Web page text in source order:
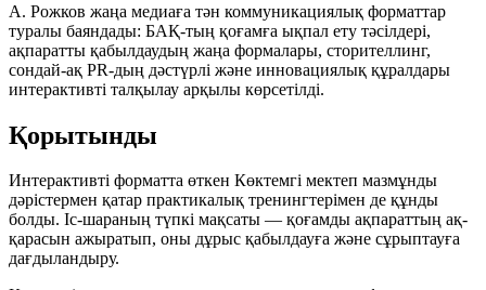
А. Рожков жаңа медиаға тән коммуникациялық форматтар
туралы баяндады: БАҚ-тың қоғамға ықпал ету тәсілдері,
ақпаратты қабылдаудың жаңа формалары, сторителлинг,
сондай-ақ PR-дың дәстүрлі және инновациялық құралдары
интерактивті талқылау арқылы көрсетілді.
Қорытынды
Интерактивті форматта өткен Көктемгі мектеп мазмұнды
дәрістермен қатар практикалық тренингтерімен де құнды
болды. Іс-шараның түпкі мақсаты — қоғамды ақпараттың ақ-
қарасын ажыратып, оны дұрыс қабылдауға және сұрыптауға
дағдыландыру.